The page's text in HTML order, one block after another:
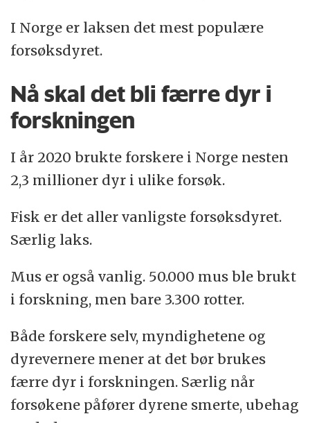
I Norge er laksen det mest populære
forsøksdyret.
Nå skal det bli færre dyr i
forskningen
I år 2020 brukte forskere i Norge nesten
2,3 millioner dyr i ulike forsøk.
Fisk er det aller vanligste forsøksdyret.
Særlig laks.
Mus er også vanlig. 50.000 mus ble brukt
i forskning, men bare 3.300 rotter.
Både forskere selv, myndighetene og
dyrevernere mener at det bør brukes
færre dyr i forskningen. Særlig når
forsøkene påfører dyrene smerte, ubehag